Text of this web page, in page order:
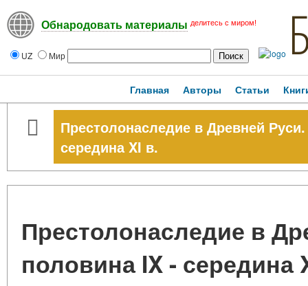
Обнародовать материалы делитесь с миром!
UZ Мир
Главная Авторы Статьи
Престолонаследие в Древней
середина XI в.
Престолонаследие в
половина IX - середина